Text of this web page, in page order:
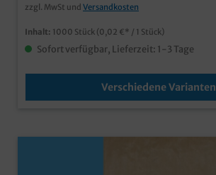
zzgl. MwSt und Versandkosten
Inhalt: 1000 Stück (0,02 €* / 1 Stück)
Sofort verfügbar, Lieferzeit: 1-3 Tage
Verschiedene Varianten